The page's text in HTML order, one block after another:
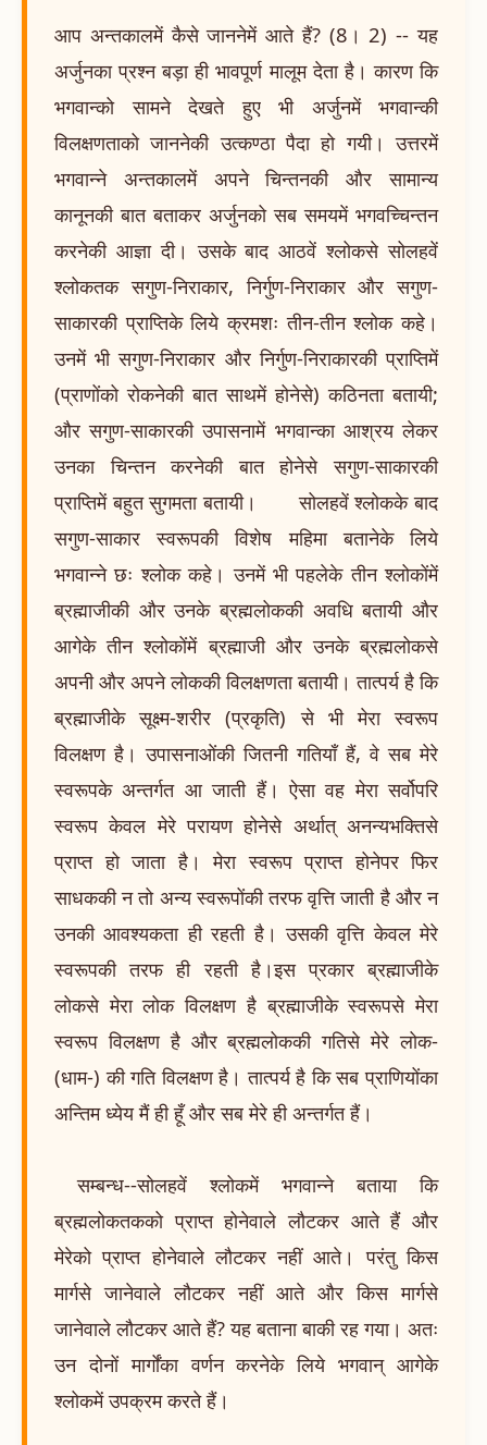
आप अन्तकालमें कैसे जाननेमें आते हैं? (8। 2) -- यह
अर्जुनका प्रश्न बड़ा ही भावपूर्ण मालूम देता है। कारण कि
भगवान्को सामने देखते हुए भी अर्जुनमें भगवान्की
विलक्षणताको जाननेकी उत्कण्ठा पैदा हो गयी। उत्तरमें
भगवान्ने अन्तकालमें अपने चिन्तनकी और सामान्य
कानूनकी बात बताकर अर्जुनको सब समयमें भगवच्चिन्तन
करनेकी आज्ञा दी। उसके बाद आठवें श्लोकसे सोलहवें
श्लोकतक सगुण-निराकार, निर्गुण-निराकार और सगुण-
साकारकी प्राप्तिके लिये क्रमशः तीन-तीन श्लोक कहे।
उनमें भी सगुण-निराकार और निर्गुण-निराकारकी प्राप्तिमें
(प्राणोंको रोकनेकी बात साथमें होनेसे) कठिनता बतायी;
और सगुण-साकारकी उपासनामें भगवान्का आश्रय लेकर
उनका चिन्तन करनेकी बात होनेसे सगुण-साकारकी
प्राप्तिमें बहुत सुगमता बतायी। सोलहवें श्लोकके बाद
सगुण-साकार स्वरूपकी विशेष महिमा बतानेके लिये
भगवान्ने छः श्लोक कहे। उनमें भी पहलेके तीन श्लोकोंमें
ब्रह्माजीकी और उनके ब्रह्मलोककी अवधि बतायी और
आगेके तीन श्लोकोंमें ब्रह्माजी और उनके ब्रह्मलोकसे
अपनी और अपने लोककी विलक्षणता बतायी। तात्पर्य है कि
ब्रह्माजीके सूक्ष्म-शरीर (प्रकृति) से भी मेरा स्वरूप
विलक्षण है। उपासनाओंकी जितनी गतियाँ हैं, वे सब मेरे
स्वरूपके अन्तर्गत आ जाती हैं। ऐसा वह मेरा सर्वोपरि
स्वरूप केवल मेरे परायण होनेसे अर्थात् अनन्यभक्तिसे
प्राप्त हो जाता है। मेरा स्वरूप प्राप्त होनेपर फिर
साधककी न तो अन्य स्वरूपोंकी तरफ वृत्ति जाती है और न
उनकी आवश्यकता ही रहती है। उसकी वृत्ति केवल मेरे
स्वरूपकी तरफ ही रहती है।इस प्रकार ब्रह्माजीके
लोकसे मेरा लोक विलक्षण है ब्रह्माजीके स्वरूपसे मेरा
स्वरूप विलक्षण है और ब्रह्मलोककी गतिसे मेरे लोक-
(धाम-) की गति विलक्षण है। तात्पर्य है कि सब प्राणियोंका
अन्तिम ध्येय मैं ही हूँ और सब मेरे ही अन्तर्गत हैं।
सम्बन्ध--सोलहवें श्लोकमें भगवान्ने बताया कि
ब्रह्मलोकतकको प्राप्त होनेवाले लौटकर आते हैं और
मेरेको प्राप्त होनेवाले लौटकर नहीं आते। परंतु किस
मार्गसे जानेवाले लौटकर नहीं आते और किस मार्गसे
जानेवाले लौटकर आते हैं? यह बताना बाकी रह गया। अतः
उन दोनों मार्गोंका वर्णन करनेके लिये भगवान् आगेके
श्लोकमें उपक्रम करते हैं।